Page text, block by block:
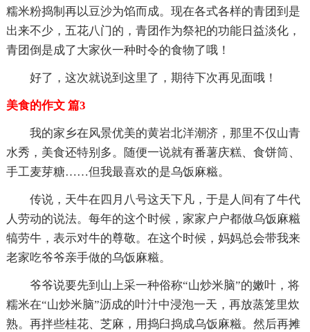
糯米粉捣制再以豆沙为馅而成。现在各式各样的青团到是
出来不少，五花八门的，青团作为祭祀的功能日益淡化，
青团倒是成了大家伙一种时令的食物了哦！
好了，这次就说到这里了，期待下次再见面哦！
美食的作文 篇3
我的家乡在风景优美的黄岩北洋潮济，那里不仅山青
水秀，美食还特别多。随便一说就有番薯庆糕、食饼筒、
手工麦芽糖……但我最喜欢的是乌饭麻糍。
传说，天牛在四月八号这天下凡，于是人间有了牛代
人劳动的说法。每年的这个时候，家家户户都做乌饭麻糍
犒劳牛，表示对牛的尊敬。在这个时候，妈妈总会带我来
老家吃爷爷亲手做的乌饭麻糍。
爷爷说要先到山上采一种俗称“山炒米脑”的嫩叶，将
糯米在“山炒米脑”沥成的叶汁中浸泡一天，再放蒸笼里炊
熟。再拌些桂花、芝麻，用捣臼捣成乌饭麻糍。然后再摊